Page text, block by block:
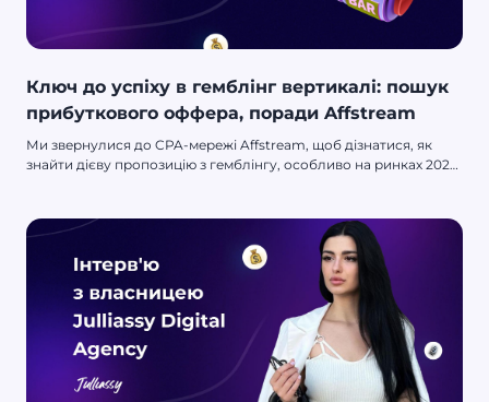
Ключ до успіху в гемблінг вертикалі: пошук
прибуткового оффера, поради Affstream
Ми звернулися до CPA-мережі Affstream, щоб дізнатися, як
знайти дієву пропозицію з гемблінгу, особливо на ринках 2023